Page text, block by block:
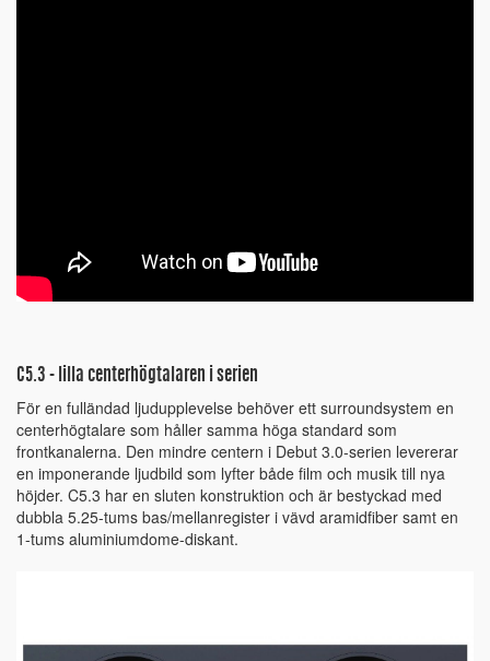
C5.3 - lilla centerhögtalaren i serien
För en fulländad ljudupplevelse behöver ett surroundsystem en
centerhögtalare som håller samma höga standard som
frontkanalerna. Den mindre centern i Debut 3.0-serien levererar
en imponerande ljudbild som lyfter både film och musik till nya
höjder. C5.3 har en sluten konstruktion och är bestyckad med
dubbla 5.25-tums bas/mellanregister i vävd aramidfiber samt en
1-tums aluminiumdome-diskant.